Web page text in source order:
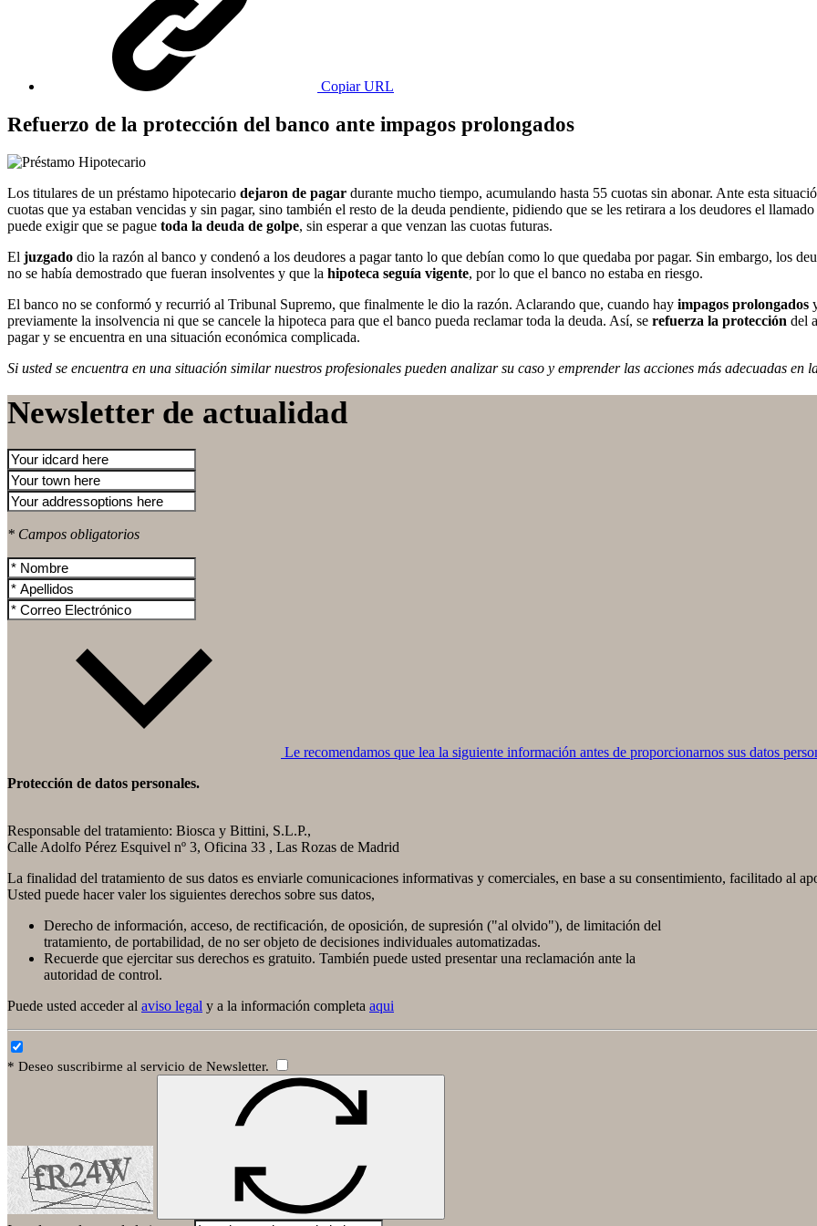
Copiar URL
Refuerzo de la protección del banco ante impagos prolongados
Los titulares de un préstamo hipotecario dejaron de pagar durante mucho tiempo, acumulando hasta 55 cuotas sin abonar. Ante esta
cuotas que ya estaban vencidas y sin pagar, sino también el resto de la deuda pendiente, pidiendo que se les retirara a los deudores el
puede exigir que se pague toda la deuda de golpe, sin esperar a que venzan las cuotas futuras.
El juzgado dio la razón al banco y condenó a los deudores a pagar tanto lo que debían como lo que quedaba por pagar. Sin embargo, los
no se había demostrado que fueran insolventes y que la hipoteca seguía vigente, por lo que el banco no estaba en riesgo.
El banco no se conformó y recurrió al Tribunal Supremo, que finalmente le dio la razón. Aclarando que, cuando hay impagos prolongados
previamente la insolvencia ni que se cancele la hipoteca para que el banco pueda reclamar toda la deuda. Así, se refuerza la protección del
pagar y se encuentra en una situación económica complicada.
Si usted se encuentra en una situación similar nuestros profesionales pueden analizar su caso y emprender las acciones más adecuadas en
Newsletter de actualidad
* Campos obligatorios
Le recomendamos que lea la siguiente información antes de proporcionarnos sus datos
Protección de datos personales.
Responsable del tratamiento: Biosca y Bittini, S.L.P.,
Calle Adolfo Pérez Esquivel nº 3, Oficina 33 , Las Rozas de Madrid
La finalidad del tratamiento de sus datos es enviarle comunicaciones informativas y comerciales, en base a su consentimiento, facilitado al
Usted puede hacer valer los siguientes derechos sobre sus datos,
Derecho de información, acceso, de rectificación, de oposición, de supresión ("al olvido"), de limitación del
tratamiento, de portabilidad, de no ser objeto de decisiones individuales automatizadas.
Recuerde que ejercitar sus derechos es gratuito. También puede usted presentar una reclamación ante la
autoridad de control.
Puede usted acceder al aviso legal y a la información completa aqui
* Deseo suscribirme al servicio de Newsletter.